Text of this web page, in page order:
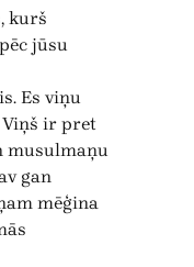
kurš
jūsu
Es viņu
ir pret
musulmaņu
gan
mēģina